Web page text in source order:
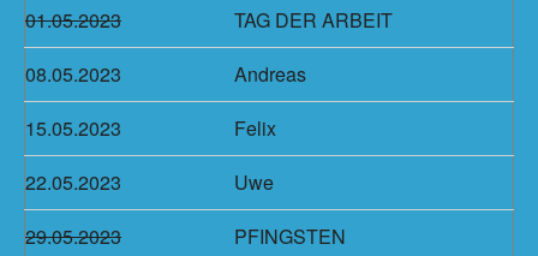
01.05.2023
TAG DER ARBEIT
08.05.2023
Andreas
15.05.2023
Felix
22.05.2023
Uwe
29.05.2023
PFINGSTEN